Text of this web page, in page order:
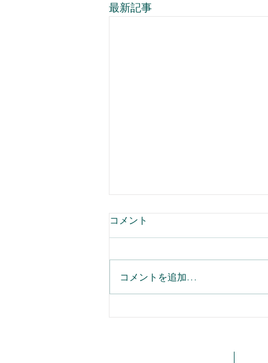
最新記事
夏季休業のお知らせ
laugh andの夏季休業のお知らせ
コメント
コメントを追加…